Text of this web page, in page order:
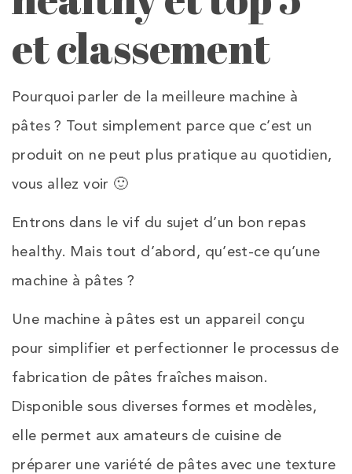
et classement
Pourquoi parler de la meilleure machine à
pâtes ? Tout simplement parce que c’est un
produit on ne peut plus pratique au quotidien,
vous allez voir 🙂
Entrons dans le vif du sujet d’un bon repas
healthy. Mais tout d’abord, qu’est-ce qu’une
machine à pâtes ?
Une machine à pâtes est un appareil conçu
pour simplifier et perfectionner le processus de
fabrication de pâtes fraîches maison.
Disponible sous diverses formes et modèles,
elle permet aux amateurs de cuisine de
préparer une variété de pâtes avec une texture